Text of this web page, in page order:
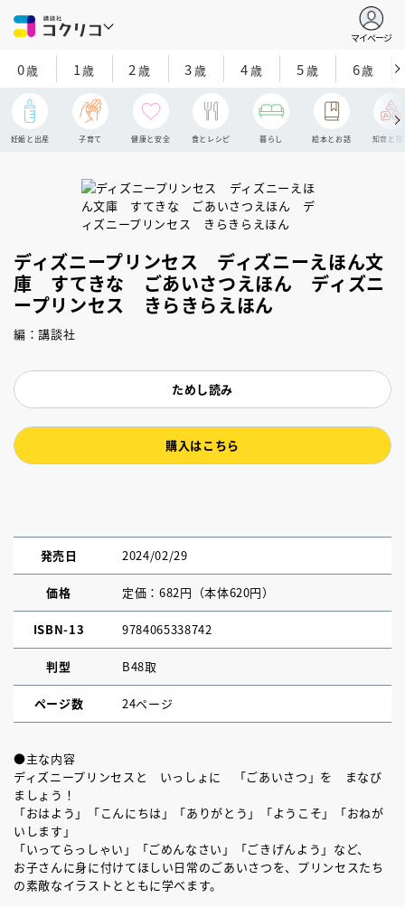
マイページ
0歳 1歳 2 歳 3歳 4歳 5歳 6歳
妊娠と出産 子育て 健康と安全 食とレシピ 暮らし 絵本とお話 知育と探
ディズニープリンセス ディズニーえほん文
庫 すてきな ごあいさつえほん ディズニ
ープリンセス きらきらえほん
編：講談社
ためし読み
購入はこちら
発売日 2024/02/29
価格 定価：682円（本体620円）
ISBN-13 9784065338742
判型 B48取
ページ数 24ページ
●主な内容
ディズニープリンセスと いっしょに 「ごあいさつ」を まなび
ましょう！
「おはよう」「こんにちは」「ありがとう」「ようこそ」「おねが
いします」
「いってらっしゃい」「ごめんなさい」「ごきげんよう」など、
お子さんに身に付けてほしい日常のごあいさつを、プリンセスたち
の素敵なイラストとともに学べます。